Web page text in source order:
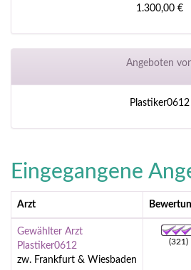
1.300,00 €
Angeboten
Plastiker0612
Eingegangene
Arzt
Gewählter Arzt
Plastiker0612
zw. Frankfurt & Wiesbaden
(321)